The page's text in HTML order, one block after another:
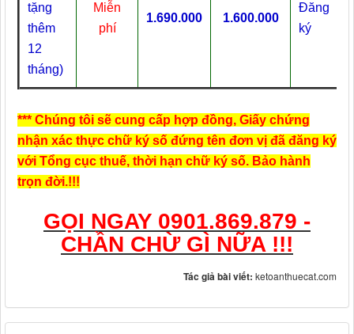
tặng
thêm
12
tháng)
Miễn
phí
1.690.000 1.600.000
Đăng
ký
*** Chúng tôi sẽ cung cấp hợp đồng, Giấy chứng
nhận xác thực chữ ký số đứng tên đơn vị đã đăng ký
với Tổng cục thuế, thời hạn chữ ký số. Bảo hành
trọn đời.!!!
GỌI NGAY 0901.869.879 -
CHẦN CHỪ GÌ NỮA !!!
Tác giả bài viết: ketoanthuecat.com